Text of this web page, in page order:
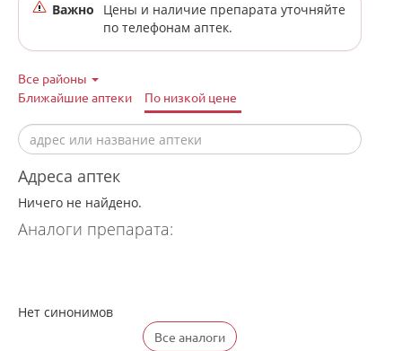
Важно
Цены и наличие препарата уточняйте
по телефонам аптек.
Все районы
Ближайшие аптеки
По низкой цене
Адреса аптек
Ничего не найдено.
Аналоги препарата:
Нет синонимов
Все аналоги